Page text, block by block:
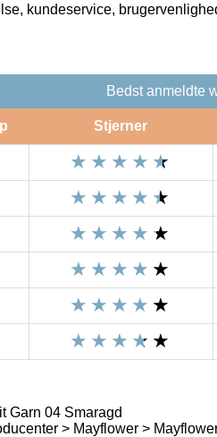
kundeservice,
Bedst anmeldte
Stjerner
Garn 04 Smaragd
> Mayflower >